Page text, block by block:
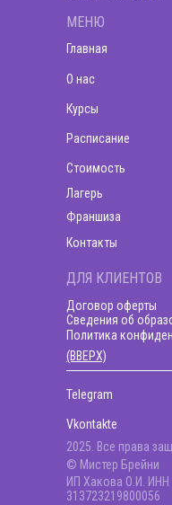
© Мистер Брейни
2025. Все права
(ВВЕРХ)
МЕНЮ
ДЛЯ КЛИЕНТОВ
Главная
О нас
Курсы
Расписание
Стоимость
Лагерь
Франшиза
Договор оферты
Политика
Сведения об
Telegram
Vkontakte
Контакты
ИП Хакова О.И.
313723219800056